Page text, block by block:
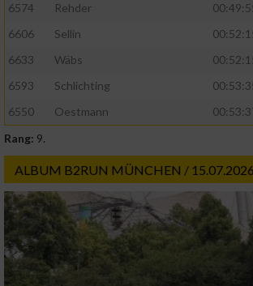
6574
Rehder
6606
Sellin
6633
Wäbs
6593
Schlichting
6550
Oestmann
Rang: 9.
ALBUM B2RUN MÜNCHEN / 15.07.2026
Geräte anhand von aktiv angeforderten
Informationen identifizieren
Nicht-IAB-Verarbeitungszwecke:
Notwendig
Performance
Funktional